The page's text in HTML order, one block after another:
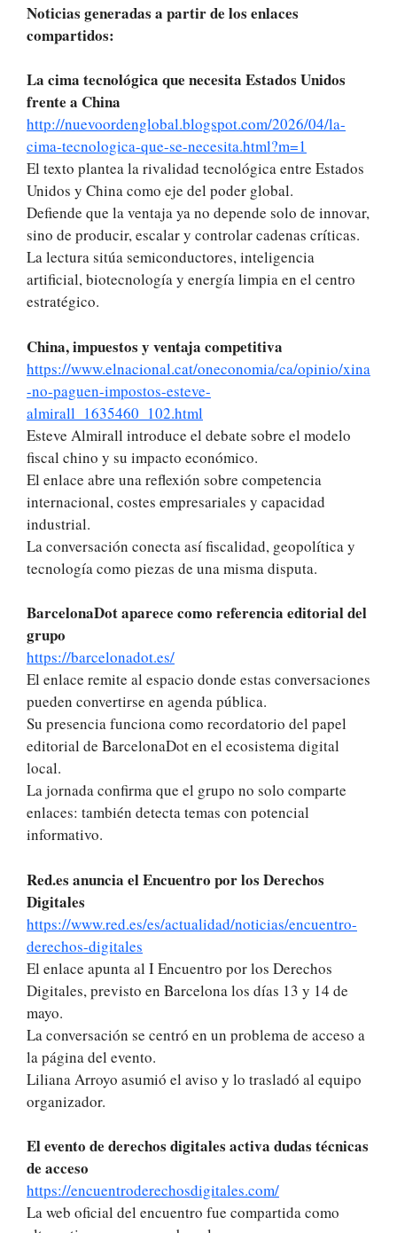
Noticias generadas a partir de los enlaces
compartidos:
La cima tecnológica que necesita Estados Unidos
frente a China
http://nuevoordenglobal.blogspot.com/2026/04/la-
cima-tecnologica-que-se-necesita.html?m=1
El texto plantea la rivalidad tecnológica entre Estados
Unidos y China como eje del poder global.
Defiende que la ventaja ya no depende solo de innovar,
sino de producir, escalar y controlar cadenas críticas.
La lectura sitúa semiconductores, inteligencia
artificial, biotecnología y energía limpia en el centro
estratégico.
China, impuestos y ventaja competitiva
https://www.elnacional.cat/oneconomia/ca/opinio/xina
-no-paguen-impostos-esteve-
almirall_1635460_102.html
Esteve Almirall introduce el debate sobre el modelo
fiscal chino y su impacto económico.
El enlace abre una reflexión sobre competencia
internacional, costes empresariales y capacidad
industrial.
La conversación conecta así fiscalidad, geopolítica y
tecnología como piezas de una misma disputa.
BarcelonaDot aparece como referencia editorial del
grupo
https://barcelonadot.es/
El enlace remite al espacio donde estas conversaciones
pueden convertirse en agenda pública.
Su presencia funciona como recordatorio del papel
editorial de BarcelonaDot en el ecosistema digital
local.
La jornada confirma que el grupo no solo comparte
enlaces: también detecta temas con potencial
informativo.
Red.es anuncia el Encuentro por los Derechos
Digitales
https://www.red.es/es/actualidad/noticias/encuentro-
derechos-digitales
El enlace apunta al I Encuentro por los Derechos
Digitales, previsto en Barcelona los días 13 y 14 de
mayo.
La conversación se centró en un problema de acceso a
la página del evento.
Liliana Arroyo asumió el aviso y lo trasladó al equipo
organizador.
El evento de derechos digitales activa dudas técnicas
de acceso
https://encuentroderechosdigitales.com/
La web oficial del encuentro fue compartida como